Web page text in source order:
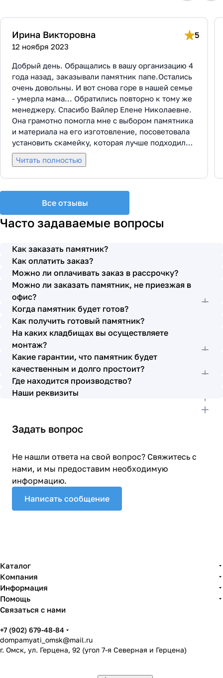
Ирина Викторовна 5
12 ноября 2023
Добрый день. Обращались в вашу организацию 4
года назад, заказывали памятник папе.Остались
очень довольны. И вот снова горе в нашей семье
- умерла мама... Обратились повторно к тому же
менеджеру. Спасибо Вайлер Елене Николаевне.
Она грамотно помогла мне с выбором памятника
и материала на его изготовление, посоветовала
установить скамейку, которая лучше подходила
по общему дизайну. Вышли на улицу, посмотрели
представленные варианты, я определилась с
все этапы которого были выполнены вовремя и
без нареканий с нашей стороны, все наши
просьбы учтены. В первое наше обращение мы
бригада Головачёва Владимира. Поэтому и в этот
раз я поросила, если можно, то назначить эту же
бригаду. Мне пошли на встречу, спасибо. Ребята
работают спокойно, но в тоже время, соблюдая
всю технологию, работаю слаженно и
качественно. Я присутствовала при монтаже,
ребят это нисколько не смутило. Они, как и
Елена Николаевна, ответили на все мои вопросы,
которые возникли в процессе. Спасибо.
Выражаю благодарность от имени всей нашей
семьи за выполнение заказа в срок и
качественно. К руководству просьба по-
возможности премировать работников.
Читать полностью
Все отзывы
Часто задаваемые вопросы
Как заказать памятник?
Как оплатить заказ?
Можно ли оплачивать заказ в рассрочку?
Можно ли заказать памятник, не приезжая в
офис?
Когда памятник будет готов?
Как получить готовый памятник?
На каких кладбищах вы осуществляете
монтаж?
Какие гарантии, что памятник будет
качественным и долго простоит?
Где находится производство?
Наши реквизиты
Задать вопрос
Не нашли ответа на свой вопрос? Свяжитесь с
нами, и мы предоставим необходимую
информацию.
Написать сообщение
Каталог
Компания
Информация
Помощь
Связаться с нами
+7 (902) 679-48-84
dompamyati_omsk@mail.ru
г. Омск, ул. Герцена, 92 (угол 7-я Северная и Герцена)